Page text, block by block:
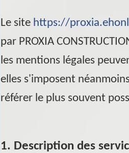
Le site https://
par PROXIA
les mentions légales
elles s'imposent
référer le plus souvent
1. Description des